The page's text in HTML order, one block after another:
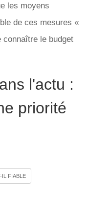
les moyens
de ces mesures «
connaître le budget
l'actu :
priorité
IL FIABLE